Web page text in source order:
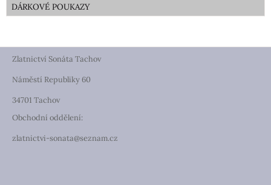
DÁRKOVÉ POUKAZY
Zlatnictví Sonáta Tachov
Náměstí Republiky 60
34701 Tachov
Obchodní oddělení:
zlatnictvi-sonata@seznam.cz